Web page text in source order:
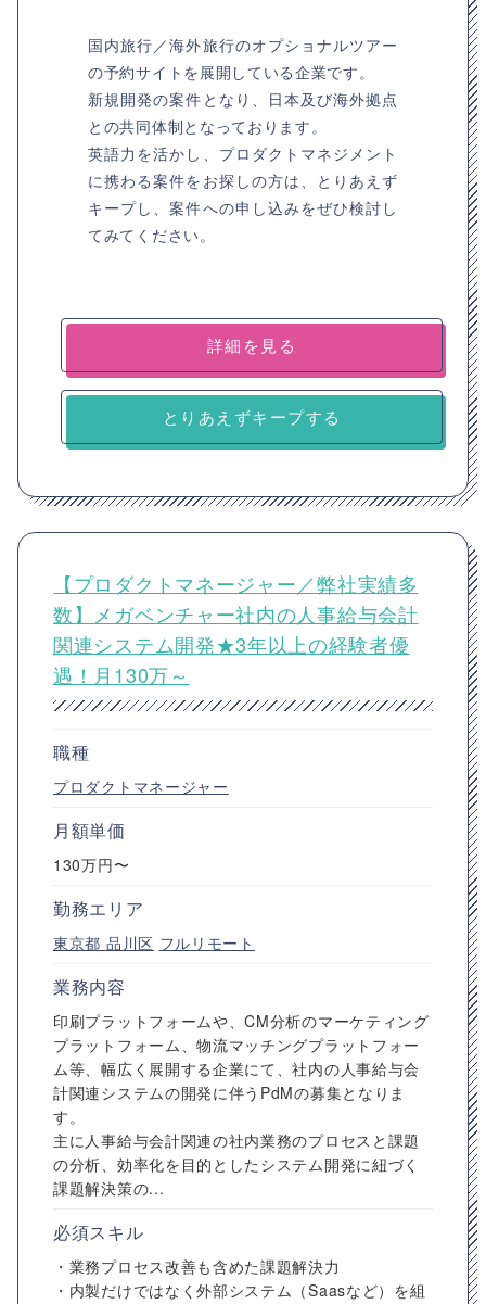
国内旅行／海外旅行のオプショナルツアー
の予約サイトを展開している企業です。
新規開発の案件となり、日本及び海外拠点
との共同体制となっております。
英語力を活かし、プロダクトマネジメント
に携わる案件をお探しの方は、とりあえず
キープし、案件への申し込みをぜひ検討し
てみてください。
詳細を見る
とりあえずキープする
【プロダクトマネージャー／弊社実績多
数】メガベンチャー社内の人事給与会計
関連システム開発★3年以上の経験者優
遇！月130万～
職種
プロダクトマネージャー
月額単価
130万円〜
勤務エリア
東京都 品川区 フルリモート
業務内容
印刷プラットフォームや、CM分析のマーケティング
プラットフォーム、物流マッチングプラットフォー
ム等、幅広く展開する企業にて、社内の人事給与会
計関連システムの開発に伴うPdMの募集となりま
す。
主に人事給与会計関連の社内業務のプロセスと課題
の分析、効率化を目的としたシステム開発に紐づく
課題解決策の...
必須スキル
・業務プロセス改善も含めた課題解決力
・内製だけではなく外部システム（Saasなど）を組